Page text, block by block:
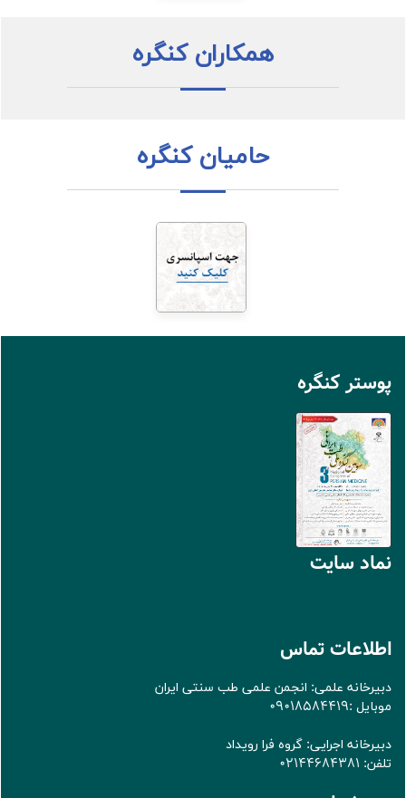
همکاران کنگره
حامیان کنگره
پوستر کنگره
نماد سايت
اطلاعات تماس
دبیرخانه علمی: انجمن علمی طب سنتی ایران
موبایل :09018584419
دبیرخانه اجرایی: گروه فرا رویداد
تلفن: 02144684381